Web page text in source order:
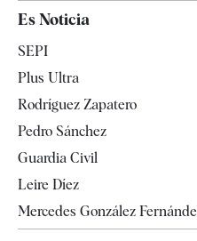
España
Televisión
Es Noticia
SEPI
Plus Ultra
Rodríguez Zapatero
Pedro Sánchez
Guardia Civil
Leire Díez
Mercedes González